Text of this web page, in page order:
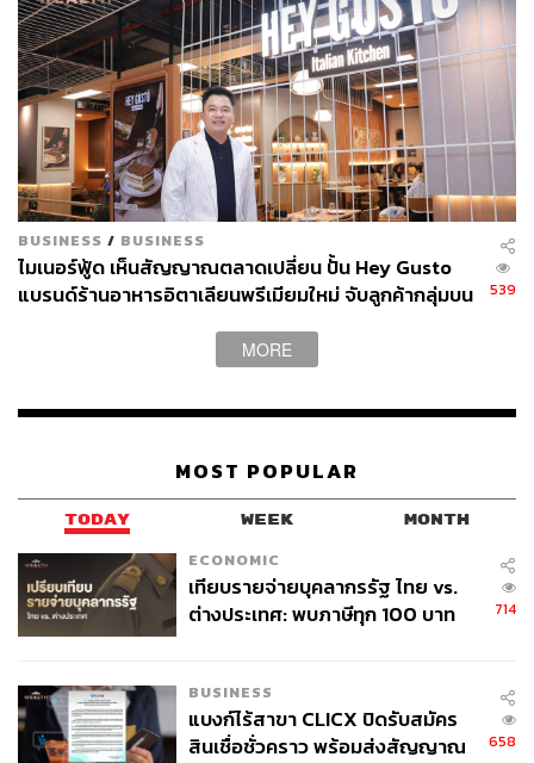
BUSINESS / BUSINESS
ไมเนอร์ฟู้ด เห็นสัญญาณตลาดเปลี่ยน ปั้น Hey Gusto
แบรนด์ร้านอาหารอิตาเลียนพรีเมียมใหม่ จับลูกค้ากลุ่มบน
539
MORE
MOST POPULAR
TODAY WEEK MONTH
ECONOMIC
เทียบรายจ่ายบุคลากรรัฐ ไทย vs.
ต่างประเทศ: พบภาษีทุก 100 บาท
714
BUSINESS
แบงก์ไร้สาขา CLICX ปิดรับสมัคร
สินเชื่อชั่วคราว พร้อมส่งสัญญาณ
658